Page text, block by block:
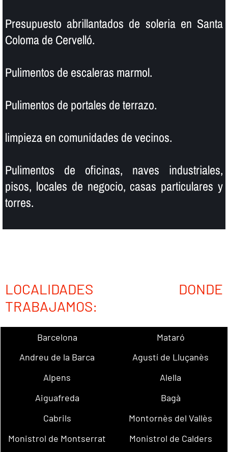
Presupuesto abrillantados de soleria en Santa
Coloma de Cervelló.
Pulimentos de escaleras marmol.
Pulimentos de portales de terrazo.
limpieza en comunidades de vecinos.
Pulimentos de oficinas, naves industriales,
pisos, locales de negocio, casas particulares y
torres.
LOCALIDADES DONDE
TRABAJAMOS:
Barcelona
Mataró
Andreu de la Barca
Agustí de Lluçanès
Alpens
Alella
Aiguafreda
Bagà
Cabrils
Montornès del Vallès
Monistrol de Montserrat
Monistrol de Calders